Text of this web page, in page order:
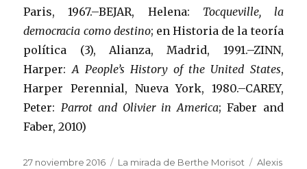
Paris, 1967.–BEJAR, Helena: Tocqueville, la
democracia como destino; en Historia de la teoría
política (3), Alianza, Madrid, 1991.–ZINN,
Harper: A People’s History of the United States,
Harper Perennial, Nueva York, 1980.–CAREY,
Peter: Parrot and Olivier in America; Faber and
Faber, 2010)
Publicado
27 noviembre 2016 Categorías
La mirada de Berthe Morisot Etiquetas
Alexis